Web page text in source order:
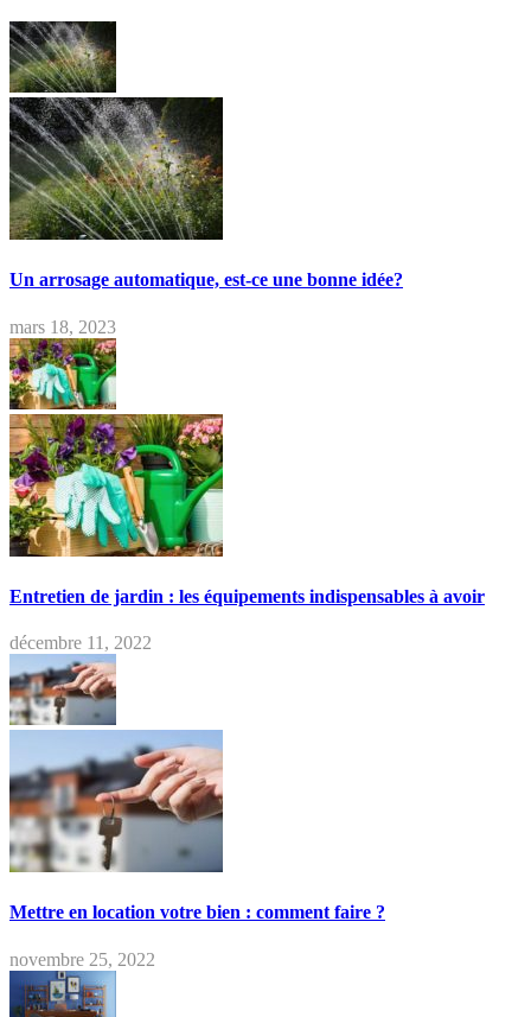
Un arrosage automatique, est-ce une bonne idée?
mars 18, 2023
Entretien de jardin : les équipements indispensables à avoir
décembre 11, 2022
Mettre en location votre bien : comment faire ?
novembre 25, 2022